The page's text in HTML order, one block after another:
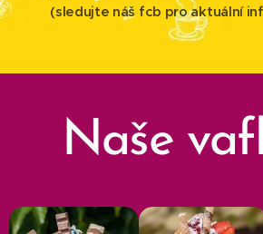
(sledujte náš fcb pro aktuální
Naše